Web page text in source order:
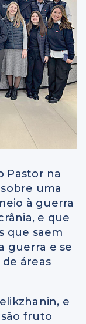
Pastor na
uma
à guerra
e que
que saem
guerra e se
áreas
e
são fruto